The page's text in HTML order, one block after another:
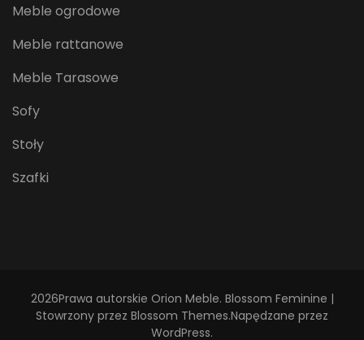
Meble ogrodowe
Meble rattanowe
Meble Tarasowe
Sofy
Stoły
Szafki
2026Prawa autorskie Orion Meble. Blossom Feminine |
Stowrzony przez Blossom Themes.Napędzane przez
WordPress.